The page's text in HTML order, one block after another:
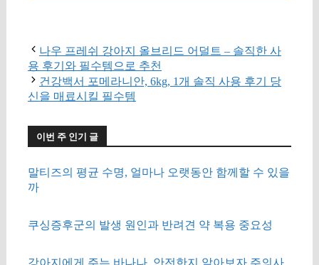
나우 프레쉬 강아지 올브리드 어덜트 – 솔직한 사
용 후기와 필수템으로 추천
건강백서 포메라니안, 6kg, 1개 솔직 사용 후기 당
신을 매료시킬 필수템
이번 주 인기 글
말티즈의 평균 수명, 얼마나 오랫동안 함께할 수 있을
까
쿠싱증후군의 발생 원인과 반려견 약 복용 중요성